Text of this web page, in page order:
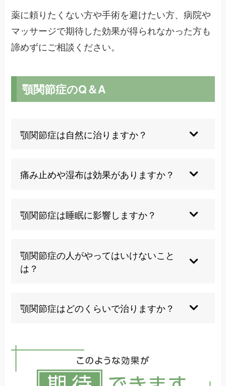
薬に頼りたくない方や手術を避けたい方、病院や
マッサージで期待した効果が得られなかった方も
諦めずにご相談ください。
顎関節症のQ＆A
顎関節症は自然に治りますか？
症状が続く場合は当整体院にご相談ください。
痛み止めや湿布は効果がありますか？
なりません。
顎関節症は睡眠に影響しますか？
す。
顎関節症の人がやってはいけないこと
は？
ッサージやガムの長時間咀嚼は避けてください。
顎関節症はどのくらいで治りますか？
数か月かかることがあります。